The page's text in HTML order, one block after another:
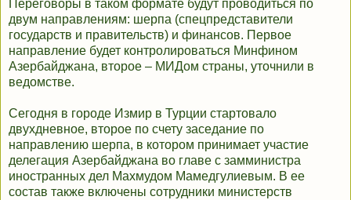
Переговоры в таком формате будут проводиться по
двум направлениям: шерпа (спецпредставители
государств и правительств) и финансов. Первое
направление будет контролироваться Минфином
Азербайджана, второе – МИДом страны, уточнили в
ведомстве.
Сегодня в городе Измир в Турции стартовало
двухдневное, второе по счету заседание по
направлению шерпа, в котором принимает участие
делегация Азербайджана во главе с замминистра
иностранных дел Махмудом Мамедгулиевым. В ее
состав также включены сотрудники министерств